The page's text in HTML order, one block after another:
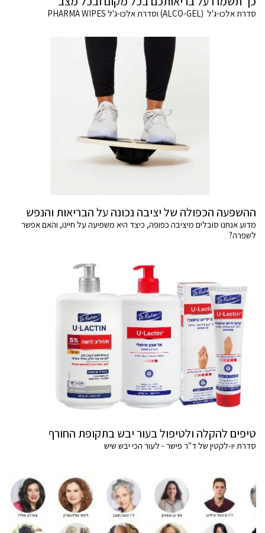
סדרת אלכו-ג'ל (ALCO-GEL) וסדרת אלכו-ג'ל PHARMA WIPES
ההשפעה הכפולה של יציבה נכונה על הבריאות והנפש
מדוע אנחנו סובלים מיציבה כפופה, כיצד היא משפיעה על חיינו, והאם אפשר
לשפרה?
טיפים להקלה ולטיפול בעור יבש בתקופת החורף
סדרת יו-לקטין של ד"ר פישר - לעור הכי יבש שיש